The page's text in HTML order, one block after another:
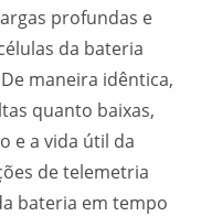
profundas e
da bateria
maneira idêntica,
quanto baixas,
e a vida útil da
de telemetria
bateria em tempo